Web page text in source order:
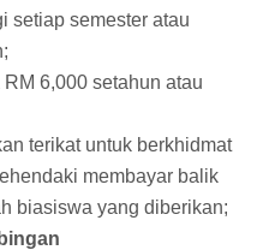
setiap semester atau
6,000 setahun atau
terikat untuk berkhidmat
membayar balik
biasiswa yang diberikan;